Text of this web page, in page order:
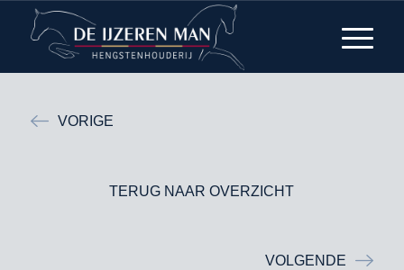
VORIGE
TERUG NAAR OVERZICHT
VOLGENDE